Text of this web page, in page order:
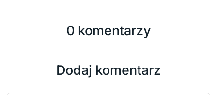
0 komentarzy
Dodaj komentarz